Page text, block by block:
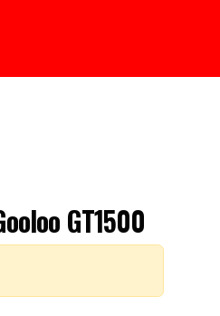
GT1500